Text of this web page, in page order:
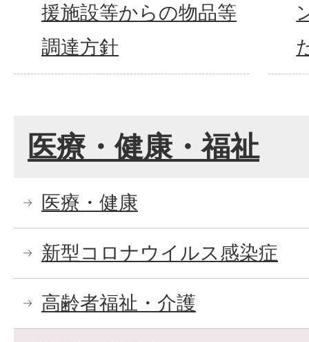
援施設等からの物品等
調達方針
医療・健康・福祉
医療・健康
新型コロナウイルス感染症
高齢者福祉・介護